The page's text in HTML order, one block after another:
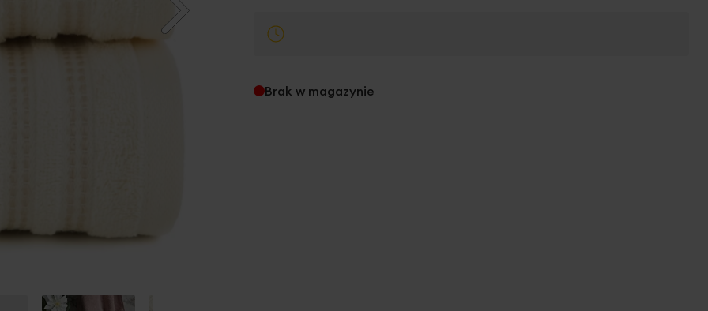
Brak w magazynie